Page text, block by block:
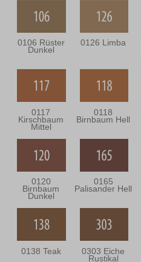
0106 Rüster
Dunkel
0126 Limba
0117
Kirschbaum
Mittel
0118
Birnbaum Hell
0120
Birnbaum
Dunkel
0165
Palisander Hell
0138 Teak 0303 Eiche
Rustikal